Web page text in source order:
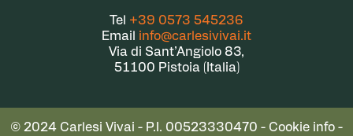
Tel +39 0573 545236
Email info@carlesivivai.it
Via di Sant’Angiolo 83,
51100 Pistoia (Italia)
© 2024 Carlesi Vivai - P.I. 00523330470 - Cookie info -